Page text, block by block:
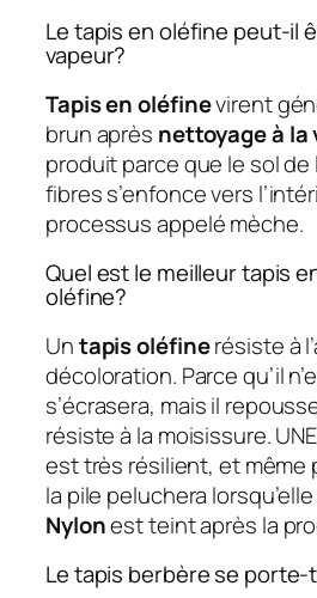
Le tapis en oléfine peut-il
vapeur?
Tapis en oléfinevirent
brun après nettoyage à la
produit parce que le sol
fibres s’enfonce vers
processus appelé mèche.
Quel est le meilleur tapis
oléfine?
Untapis oléfinerésiste à
décoloration. Parce qu’il
s’écrasera, mais il
résiste à la moisissure.
est très résilient, et même
la pile peluchera
Nylonest teint après la
Le tapis berbère se porte-